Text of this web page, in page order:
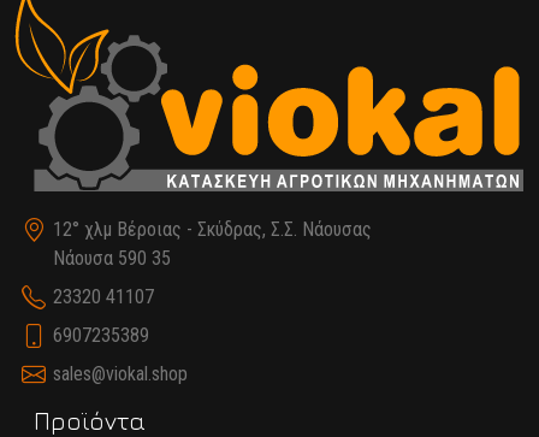
12° χλμ Βέροιας - Σκύδρας, Σ.Σ. Νάουσας
Νάουσα 590 35
23320 41107
6907235389
sales@viokal.shop
Προϊόντα